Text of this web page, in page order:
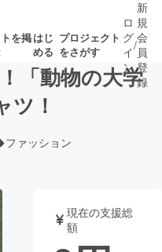
を掲はじ
める
プロジェクト
をさがす
ロジェクト
音楽
ロ
グ
イ
ン
/
新
規
会
員
登
録
「動物の大学
ツ！
ファッション
現在の支援総
額